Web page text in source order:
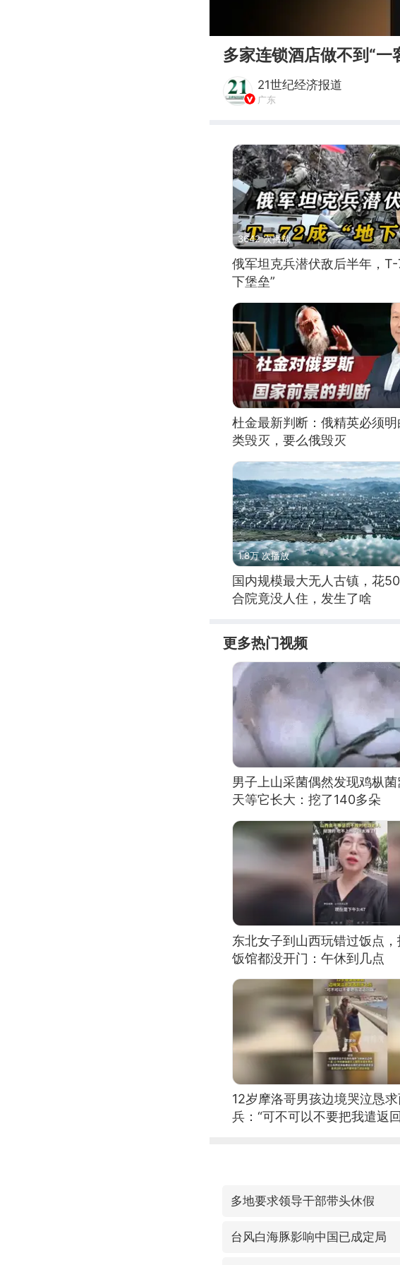
多家连锁酒店做不到“
21世纪经济报道
广东
3642 次播放
俄军坦克兵潜伏敌后半年，
下堡垒”
杜金最新判断：俄精英必须明
类毁灭，要么俄毁灭
1.8万 次播放
国内规模最大无人古镇，花
合院竟没人住，发生了啥
更多热门视频
男子上山采菌偶然发现鸡枞菌
天等它长大：挖了140多朵
东北女子到山西玩错过饭点
饭馆都没开门：午休到几点
12岁摩洛哥男孩边境哭泣恳
兵：“可不可以不要把我遣返
多地要求领导干部带头休假
台风白海豚影响中国已成定局